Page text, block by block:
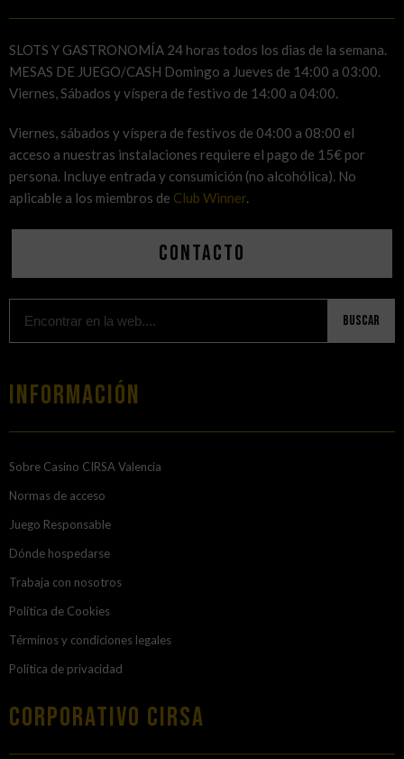
SLOTS Y GASTRONOMÍA 24 horas todos los dias de la semana.
MESAS DE JUEGO/CASH Domingo a Jueves de 14:00 a 03:00.
Viernes, Sábados y víspera de festivo de 14:00 a 04:00.
Viernes, sábados y víspera de festivos de 04:00 a 08:00 el
acceso a nuestras instalaciones requiere el pago de 15€ por
persona. Incluye entrada y consumición (no alcohólica). No
aplicable a los miembros de Club Winner.
Contacto
Buscar
Información
Sobre Casino CIRSA Valencia
Normas de acceso
Juego Responsable
Dónde hospedarse
Trabaja con nosotros
Política de Cookies
Términos y condiciones legales
Política de privacidad
Corporativo Cirsa